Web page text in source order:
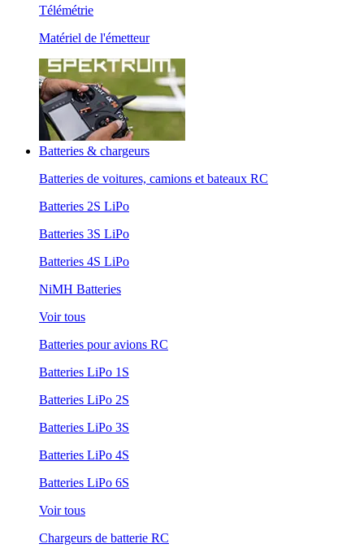
Télémétrie
Matériel de l'émetteur
Batteries & chargeurs
Batteries de voitures, camions et bateaux RC
Batteries 2S LiPo
Batteries 3S LiPo
Batteries 4S LiPo
NiMH Batteries
Voir tous
Batteries pour avions RC
Batteries LiPo 1S
Batteries LiPo 2S
Batteries LiPo 3S
Batteries LiPo 4S
Batteries LiPo 6S
Voir tous
Chargeurs de batterie RC